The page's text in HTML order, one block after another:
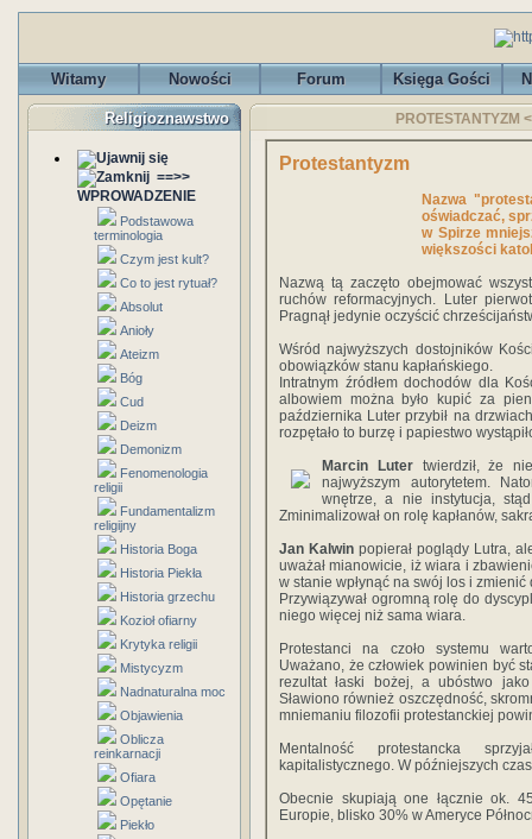
Witamy Nowości Forum Księga Gości
Religioznawstwo
==>>
WPROWADZENIE
Podstawowa
terminologia
Czym jest kult?
Co to jest rytuał?
Absolut
Anioły
Ateizm
Bóg
Cud
Deizm
Demonizm
Fenomenologia
religii
Fundamentalizm
religijny
Historia Boga
Historia Piekła
Historia grzechu
Kozioł ofiarny
Krytyka religii
Mistycyzm
Nadnaturalna moc
Objawienia
Oblicza
reinkarnacji
Ofiara
Opętanie
Piekło
Protestantyzm
Nazwa
oświadczać,
w Spirze
większości
Nazwą tą zaczęto obejmować
ruchów reformacyjnych. Luter
Pragnął jedynie oczyścić
Wśród najwyższych dostojników
obowiązków stanu kapłańskiego.
Intratnym źródłem dochodów dla
albowiem można było kupić za
października Luter przybił na
rozpętało to burzę i papiestwo
Marcin Lutertwierdził, że
najwyższym autorytetem.
wnętrze, a nie instytucja,
Zminimalizował on rolę kapłanów,
Jan Kalwinpopierał poglądy Lutra,
uważał mianowicie, iż wiara i
w stanie wpłynąć na swój los i zmienić
Przywiązywał ogromną rolę do
niego więcej niż sama wiara.
Protestanci na czoło systemu
Uważano, że człowiek powinien być
rezultat łaski bożej, a ubóstwo
Sławiono również oszczędność,
mniemaniu filozofii protestanckiej
Mentalność protestancka
kapitalistycznego. W późniejszych
Obecnie skupiają one łącznie ok.
Europie, blisko 30% w Ameryce